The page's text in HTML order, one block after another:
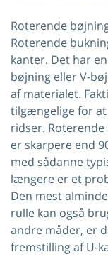
Roterende
Roterende
kanter. Det har
bøjning eller V-
af ​​materialet.
tilgængelige for
ridser.
er skarpere end
med sådanne
længere er et
Den mest
rulle kan også
andre måder, er
fremstilling af U-